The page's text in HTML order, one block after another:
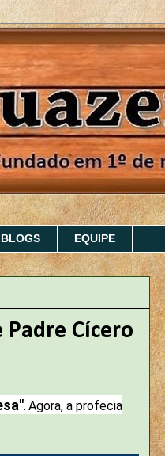
EQUIPE
Cícero
Agora, a profecia